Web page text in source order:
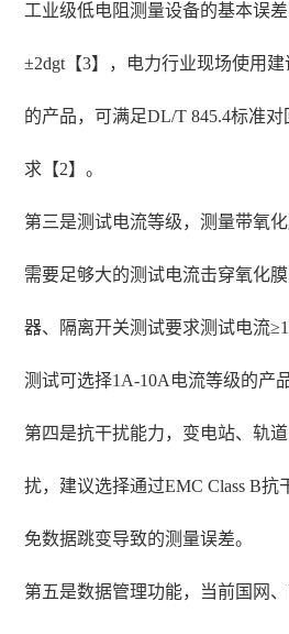
工业级低电阻测量设备的基本误
±2dgt【3】，电力行业现场使用
的产品，可满足DL/T 845.4标准
求【2】。
第三是测试电流等级，测量带氧
需要足够大的测试电流击穿氧化
器、隔离开关测试要求测试电流
测试可选择1A-10A电流等级的产品
第四是抗干扰能力，变电站、轨
扰，建议选择通过EMC Class B
免数据跳变导致的测量误差。
第五是数据管理功能，当前国网